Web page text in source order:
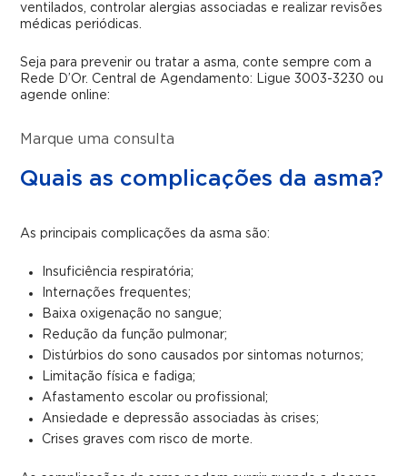
ventilados, controlar alergias associadas e realizar revisões
médicas periódicas.
Seja para prevenir ou tratar a asma, conte sempre com a
Rede D’Or. Central de Agendamento: Ligue 3003-3230 ou
agende online:
Marque uma consulta
Quais as complicações da asma?
As principais complicações da asma são:
Insuficiência respiratória;
Internações frequentes;
Baixa oxigenação no sangue;
Redução da função pulmonar;
Distúrbios do sono causados por sintomas noturnos;
Limitação física e fadiga;
Afastamento escolar ou profissional;
Ansiedade e depressão associadas às crises;
Crises graves com risco de morte.